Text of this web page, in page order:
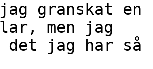
jag granskat
men jag
det jag har så